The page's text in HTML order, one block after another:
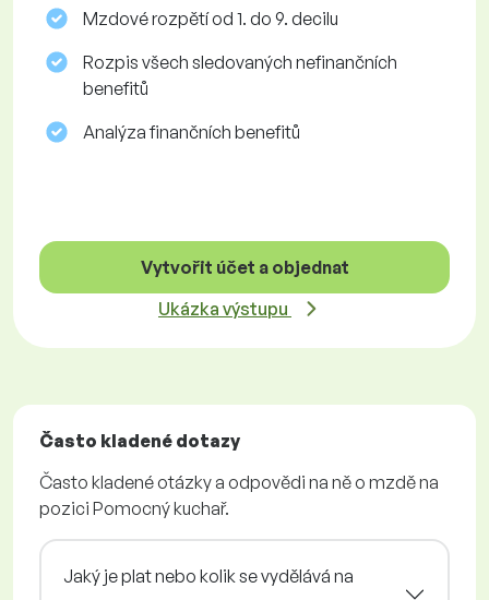
Mzdové rozpětí od 1. do 9. decilu
Rozpis všech sledovaných nefinančních
benefitů
Analýza finančních benefitů
Vytvořit účet a objednat
Ukázka výstupu
Často kladené dotazy
Často kladené otázky a odpovědi na ně o mzdě na
pozici Pomocný kuchař.
Jaký je plat nebo kolik se vydělává na